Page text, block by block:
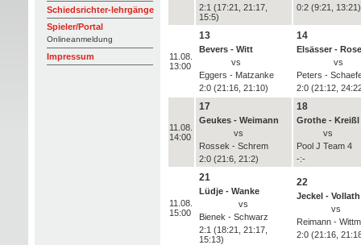
Schiedsrichter-lehrgänge
Spieler/Portal
Onlineanmeldung
Impressum
2:1 (17:21, 21:17,
15:5)
0:2 (9:21, 13:21)
11.08.
13:00
13
Bevers - Witt
vs
Eggers - Matzanke
2:0 (21:16, 21:10)
14
Elsässer -
vs
Peters -
2:0 (21:12,
11.08.
14:00
17
Geukes - Weimann
vs
Rossek - Schrem
2:0 (21:6, 21:2)
18
Grothe - Kreißl
vs
Pool J Team 4
-:-
11.08.
15:00
21
Lüdje - Wanke
vs
Bienek - Schwarz
2:1 (18:21, 21:17,
15:13)
22
Jeckel - Vollath
vs
Reimann -
2:0 (21:16,